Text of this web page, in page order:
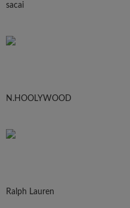
sacai
N.HOOLYWOOD
Ralph Lauren